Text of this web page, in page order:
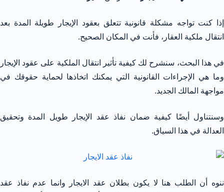
إذا كنت تواجه مشكلة قانونية تتعلق بعقود الإيجار طويلة المدة بعد
انتقال ملكية العقار، فأنت في المكان الصحيح.
في هذا البحث، سنشرح لك كيفية تأثير انتقال الملكية على عقود الإيجار
وما هي الإجراءات القانونية التي يمكنك اتخاذها لحماية حقوقك في
مواجهة المالك الجديد.
وسنتناول أيضًا كيفية ضمان نفاذ عقد الإيجار طويل المدة وتحقيق
العدالة في هذا السياق.
ننوه أن الطلب هنا لا يكون بطلان عقد الايجار وانما عدم نفاذ عقد